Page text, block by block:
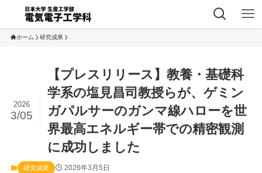
ホーム 研究成果
【プレスリリース】教養・基礎科
学系の塩見昌司教授らが、ゲミン
ガパルサーのガンマ線ハローを世
界最高エネルギー帯での精密観測
に成功しました
2026
3/05
研究成果 2026年3月5日